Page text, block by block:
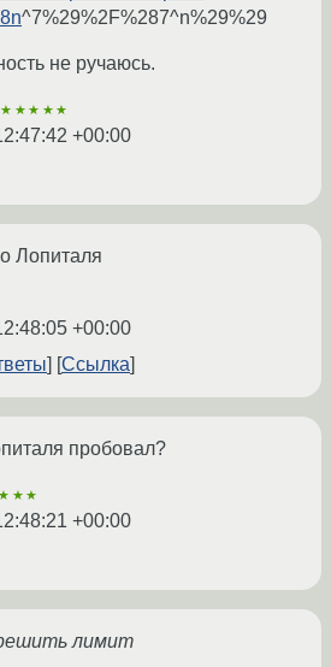
^7%29%2F%287^n%29%29
не ручаюсь.
★★★★★
+00:00
Лопиталя
+00:00
Ссылка
пробовал?
+00:00
лимит